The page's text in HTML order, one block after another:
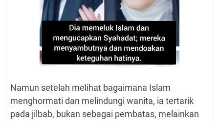
Namun setelah melihat bagaimana Islam
menghormati dan melindungi wanita, ia tertarik
pada jilbab, bukan sebagai pembatas, melainkan